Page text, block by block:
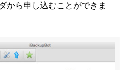
から申し込むことができま